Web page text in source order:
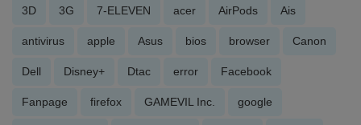
3D 3G 7-ELEVEN acer AirPods Ais
antivirus apple Asus bios browser Canon
Dell Disney+ Dtac error Facebook
Fanpage firefox GAMEVIL Inc. google